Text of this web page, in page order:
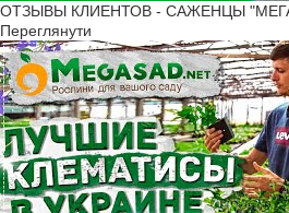
ОТЗЫВЫ КЛИЕНТОВ - САЖЕНЦЫ
Переглянути